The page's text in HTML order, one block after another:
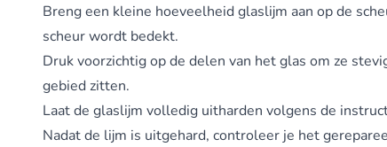
Breng een kleine hoeveelheid glaslijm aan op de
scheur wordt bedekt.
Druk voorzichtig op de delen van het glas om ze
gebied zitten.
Laat de glaslijm volledig uitharden volgens de
Nadat de lijm is uitgehard, controleer je het